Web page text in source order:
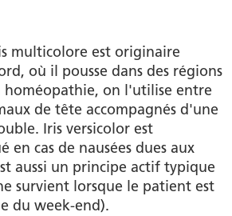
multicolore est originaire
où il pousse dans des régions
homéopathie, on l'utilise entre
de tête accompagnés d'une
Iris versicolor est
en cas de nausées dues aux
aussi un principe actif typique
survient lorsque le patient est
du week-end).